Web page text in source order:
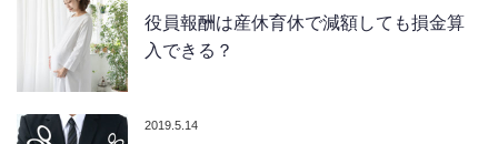
役員報酬は産休育休で減額しても損金算
入できる？
2019.5.14